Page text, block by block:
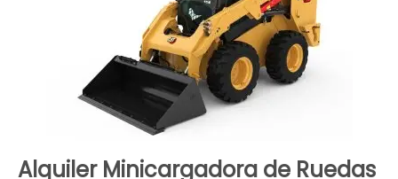
Alquiler Minicargadora de Ruedas